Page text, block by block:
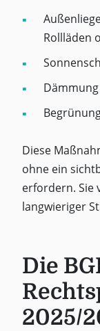
Rollläden
Diese
ohne ein
erfordern. Sie
langwieriger
Die
2025/